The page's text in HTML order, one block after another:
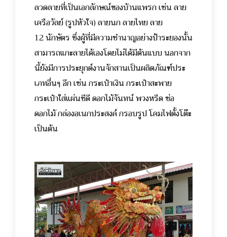
ลวดลายที่เป็นเอกลักษณ์ของบ้านแพรก เช่น ลาย
เครือวัลย์ (รูปหัวใจ) ลายนก ลายไทย ลาย
12 นักษัตร ซึ่งผู้ที่มีความชำนาญอย่างป้าระยองนั้น
สามารถแกะลายได้เองโดยไม่ได้มีต้นแบบ นอกจาก
นี้ยังมีการประยุกต์งานจักสานเป็นผลิตภัณฑ์ประ
เภทอื่นๆ อีก เช่น กระเป๋าเงิน กระเป๋าสะพาย
กระเป๋าใส่แผ่นซีดี ดอกไม้จันทน์ พวงหรีด ช่อ
ดอกไม้ กล่องอเนกประสงค์ กรอบรูป โคมไฟตั้งโต๊ะ
เป็นต้น